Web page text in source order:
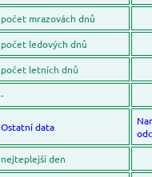
počet mrazovách dnů
počet ledových dnů
počet letních dnů
-
Ostatní data
nejteplejší den